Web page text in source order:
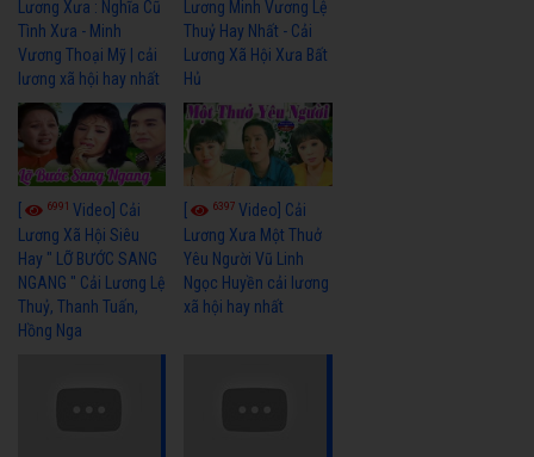
Lương Xưa : Nghĩa Cũ
Tình Xưa - Minh
Vương Thoại Mỹ | cải
lương xã hội hay nhất
Lương Minh Vương Lệ
Thuỷ Hay Nhất - Cải
Lương Xã Hội Xưa Bất
Hủ
6991 Video] Cải
Lương Xã Hội Siêu
Hay " LỠ BƯỚC SANG
NGANG " Cải Lương Lệ
Thuỷ, Thanh Tuấn,
Hồng Nga
6397Video] Cải
Lương Xưa Một Thuở
Yêu Người Vũ Linh
Ngọc Huyền cải lương
xã hội hay nhất